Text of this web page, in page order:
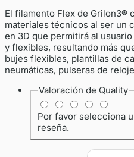
El filamento Flex de Grilon3®
materiales técnicos al ser un
en 3D que permitirá al
y flexibles, resultando más
bujes flexibles, plantillas de
neumáticas, pulseras de
Valoración de Quality
Por favor selecciona
reseña.